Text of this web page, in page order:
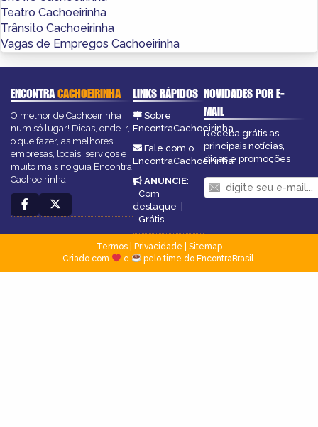
Teatro Cachoeirinha
Trânsito Cachoeirinha
Vagas de Empregos Cachoeirinha
ENCONTRACACHOEIRINHA
O melhor de Cachoeirinha
num só lugar! Dicas, onde ir,
o que fazer, as melhores
empresas, locais, serviços e
muito mais no guia Encontra
Cachoeirinha.
LINKS RÁPIDOS
Sobre
EncontraCachoeirinha
Fale com o
EncontraCachoeirinha
ANUNCIE:
Com
destaque
Grátis
NOVIDADES POR E-
MAIL
Receba grátis as
principais notícias,
dicas e promoções
Termos| Privacidade
Sitemap
Criado com
e pelo time do EncontraBrasil